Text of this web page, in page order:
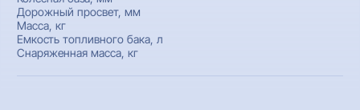
Дорожный просвет, мм
Масса, кг
Емкость топливного бака, л
Снаряженная масса, кг